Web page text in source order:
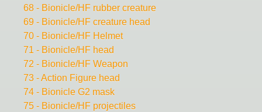
68 - Bionicle/HF rubber creature
69 - Bionicle/HF creature head
70 - Bionicle/HF Helmet
71 - Bionicle/HF head
72 - Bionicle/HF Weapon
73 - Action Figure head
74 - Bionicle G2 mask
75 - Bionicle/HF projectiles